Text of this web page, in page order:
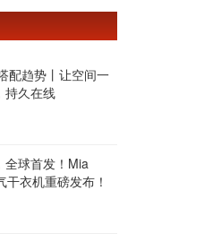
配趋势丨让空间一
持久在线
全球首发！Mia
干衣机重磅发布！